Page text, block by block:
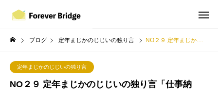
ブログ 定年まじかのじじいの独り言 NO２９ 定年まじかのじじいの独り言「仕事納め」
定年まじかのじじいの独り言
NO２９ 定年まじかのじじいの独り言「仕事納